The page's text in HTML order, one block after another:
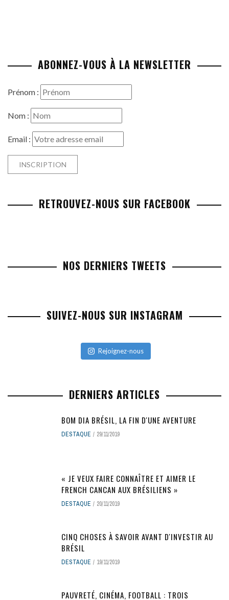
ABONNEZ-VOUS À LA NEWSLETTER
Prénom :
Nom :
Email :
RETROUVEZ-NOUS SUR FACEBOOK
NOS DERNIERS TWEETS
SUIVEZ-NOUS SUR INSTAGRAM
Rejoignez-nous
DERNIERS ARTICLES
BOM DIA BRÉSIL, LA FIN D'UNE AVENTURE
DESTAQUE 29/11/2019
« JE VEUX FAIRE CONNAÎTRE ET AIMER LE
FRENCH CANCAN AUX BRÉSILIENS »
DESTAQUE 20/11/2019
CINQ CHOSES À SAVOIR AVANT D'INVESTIR AU
BRÉSIL
DESTAQUE 19/11/2019
PAUVRETÉ, CINÉMA, FOOTBALL : TROIS